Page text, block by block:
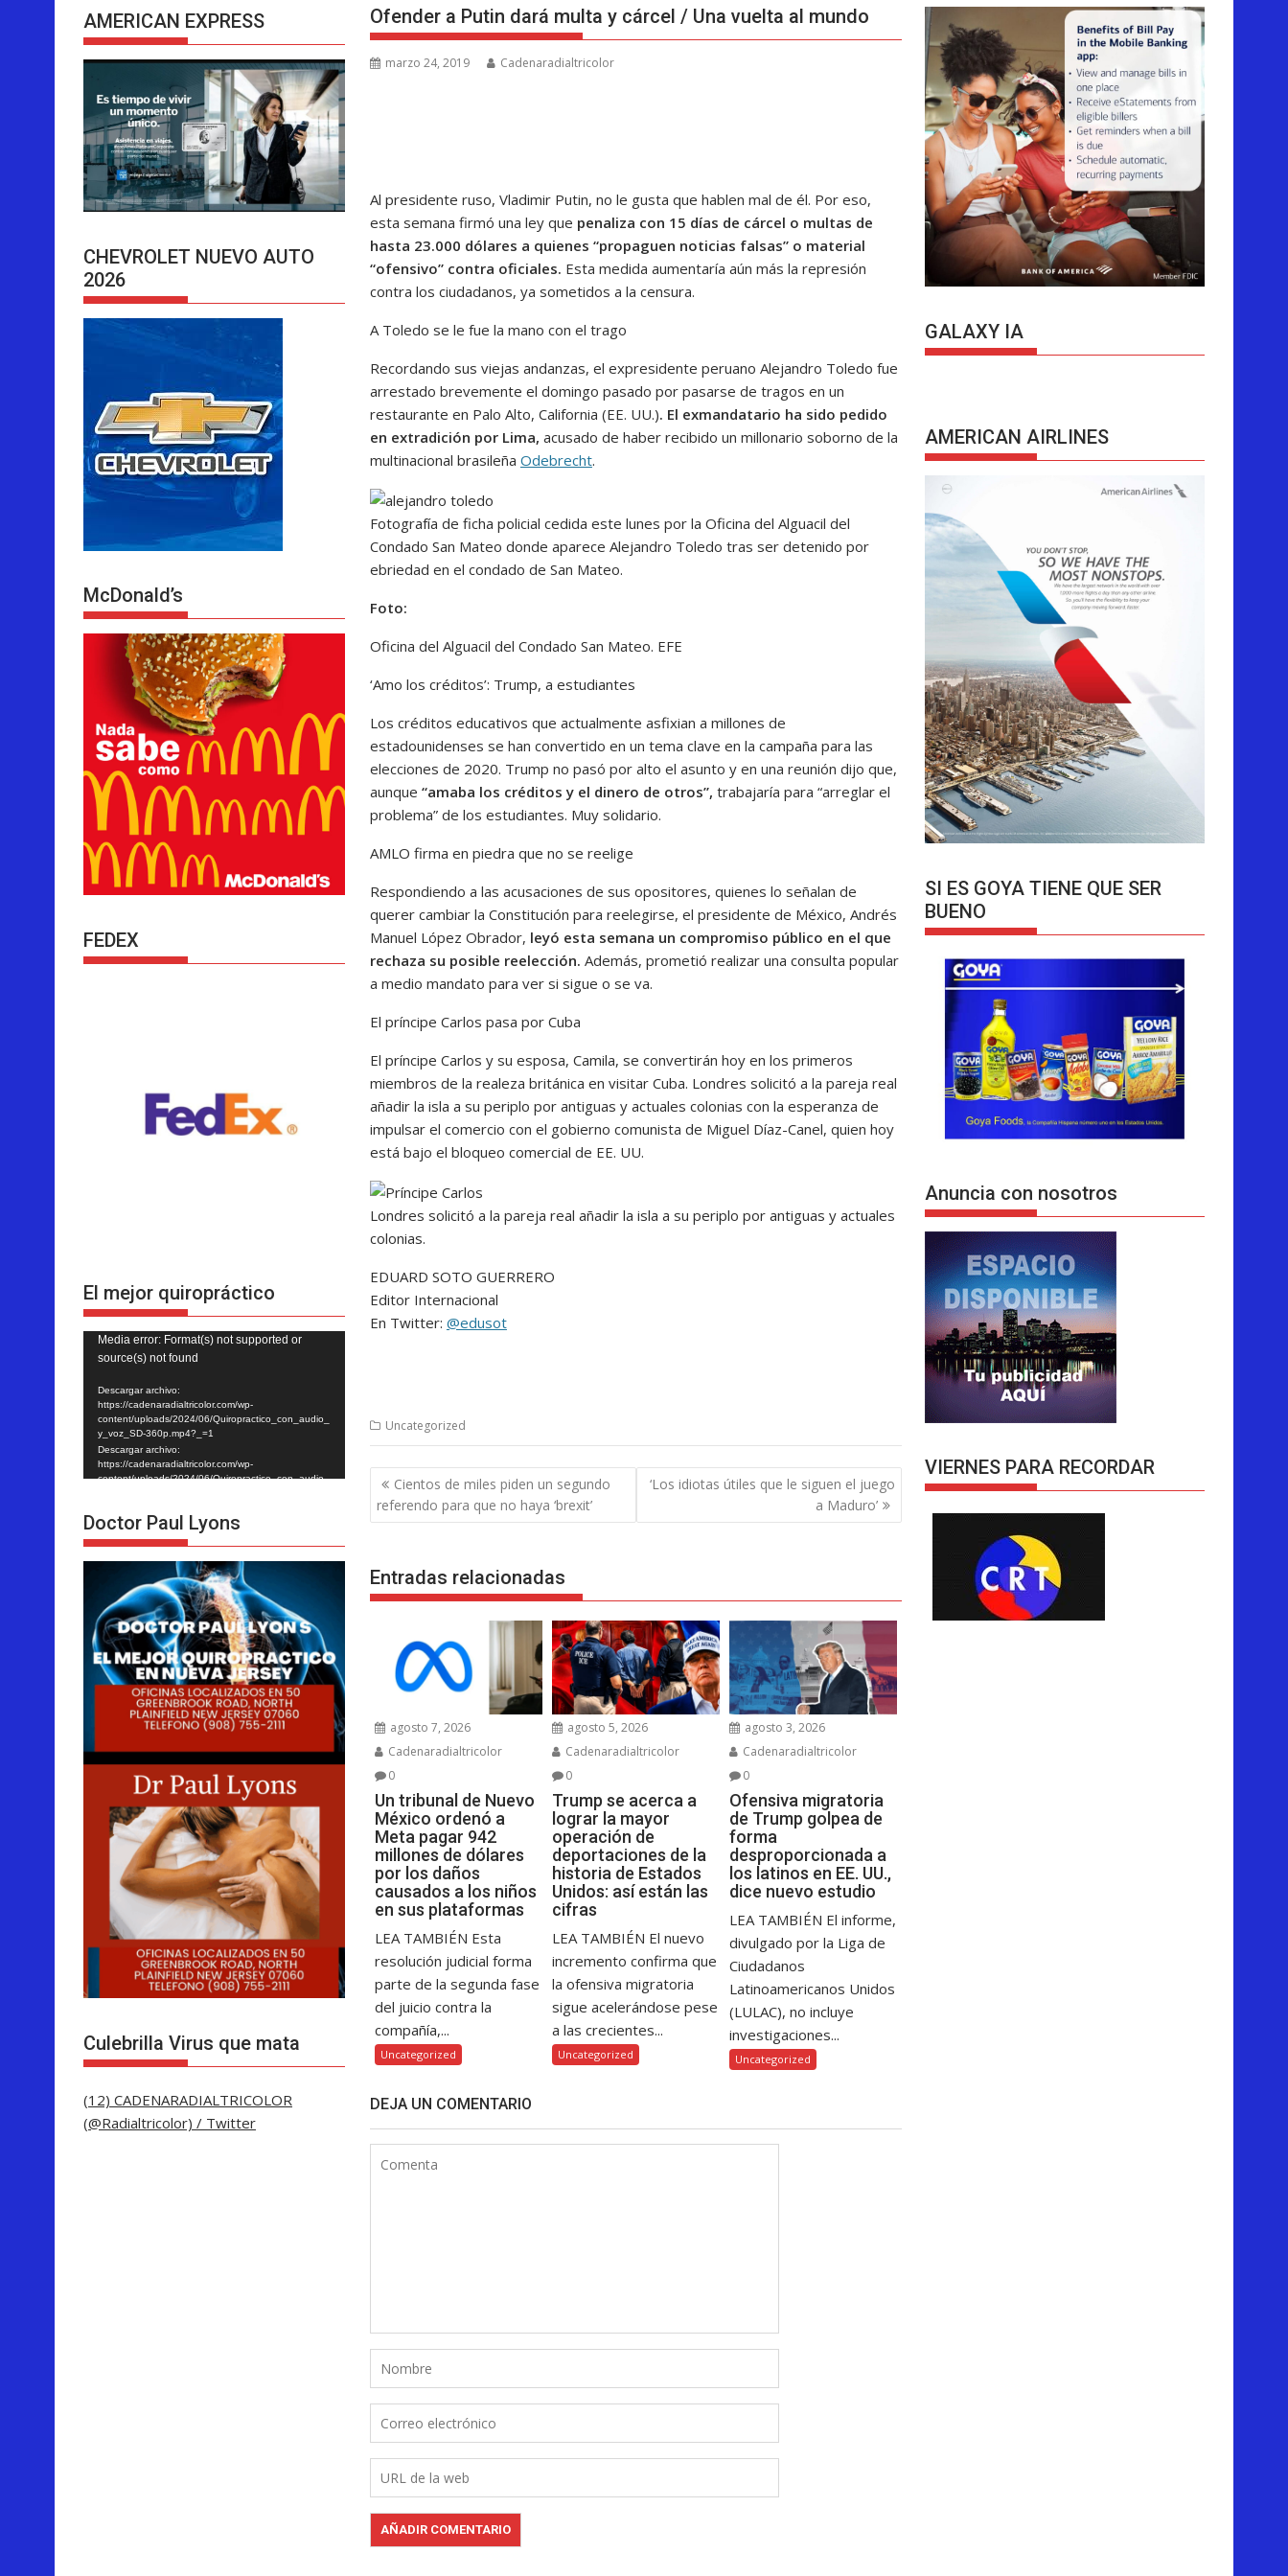
Ofender a Putin dará multa y cárcel / Una vuelta al mundo
marzo 24, 2019 Cadenaradialtricolor
Al presidente ruso, Vladimir Putin, no le gusta que hablen mal de él. Por eso,
esta semana firmó una ley que penaliza con 15 días de cárcel o multas de
hasta 23.000 dólares a quienes “propaguen noticias falsas” o material
“ofensivo” contra oficiales. Esta medida aumentaría aún más la represión
contra los ciudadanos, ya sometidos a la censura.
A Toledo se le fue la mano con el trago
Recordando sus viejas andanzas, el expresidente peruano Alejandro Toledo fue
arrestado brevemente el domingo pasado por pasarse de tragos en un
restaurante en Palo Alto, California (EE. UU.). El exmandatario ha sido pedido
en extradición por Lima, acusado de haber recibido un millonario soborno de la
multinacional brasileña Odebrecht.
Fotografía de ficha policial cedida este lunes por la Oficina del Alguacil del
Condado San Mateo donde aparece Alejandro Toledo tras ser detenido por
ebriedad en el condado de San Mateo.
Foto:
Oficina del Alguacil del Condado San Mateo. EFE
‘Amo los créditos’: Trump, a estudiantes
Los créditos educativos que actualmente asfixian a millones de
estadounidenses se han convertido en un tema clave en la campaña para las
elecciones de 2020. Trump no pasó por alto el asunto y en una reunión dijo que,
aunque “amaba los créditos y el dinero de otros”, trabajaría para “arreglar el
problema” de los estudiantes. Muy solidario.
AMLO firma en piedra que no se reelige
Respondiendo a las acusaciones de sus opositores, quienes lo señalan de
querer cambiar la Constitución para reelegirse, el presidente de México, Andrés
Manuel López Obrador, leyó esta semana un compromiso público en el que
rechaza su posible reelección. Además, prometió realizar una consulta popular
a medio mandato para ver si sigue o se va.
El príncipe Carlos pasa por Cuba
El príncipe Carlos y su esposa, Camila, se convertirán hoy en los primeros
miembros de la realeza británica en visitar Cuba. Londres solicitó a la pareja real
añadir la isla a su periplo por antiguas y actuales colonias con la esperanza de
impulsar el comercio con el gobierno comunista de Miguel Díaz-Canel, quien hoy
está bajo el bloqueo comercial de EE. UU.
Londres solicitó a la pareja real añadir la isla a su periplo por antiguas y actuales
colonias.
EDUARD SOTO GUERRERO
Editor Internacional
En Twitter: @edusot
Uncategorized
Navegación
de
entradas
Cientos de miles piden un segundo
referendo para que no haya ‘brexit’
‘Los idiotas útiles que le siguen el juego
a Maduro’
Entradas relacionadas
agosto 7, 2026
Cadenaradialtricolor
0
Un tribunal de Nuevo
México ordenó a
Meta pagar 942
millones de dólares
por los daños
causados a los niños
en sus plataformas
LEA TAMBIÉN Esta
resolución judicial forma
parte de la segunda fase
del juicio contra la
compañía,...
Uncategorized
agosto 5, 2026
Cadenaradialtricolor
0
Trump se acerca a
lograr la mayor
operación de
deportaciones de la
historia de Estados
Unidos: así están las
cifras
LEA TAMBIÉN El nuevo
incremento confirma que
la ofensiva migratoria
sigue acelerándose pese
a las crecientes...
Uncategorized
agosto 3, 2026
Cadenaradialtricolor
0
Ofensiva migratoria
de Trump golpea de
forma
desproporcionada a
los latinos en EE. UU.,
dice nuevo estudio
LEA TAMBIÉN El informe,
divulgado por la Liga de
Ciudadanos
Latinoamericanos Unidos
(LULAC), no incluye
investigaciones...
Uncategorized
DEJA UN COMENTARIO
AMERICAN EXPRESS
CHEVROLET NUEVO AUTO
2026
McDonald’s
FEDEX
El mejor quiropráctico
Reproductor
de
vídeo
Media error: Format(s) not supported or
source(s) not found
Descargar archivo:
https://cadenaradialtricolor.com/wp-
content/uploads/2024/06/Quiropractico_con_audio_
y_voz_SD-360p.mp4?_=1
Descargar archivo:
https://cadenaradialtricolor.com/wp-
content/uploads/2024/06/Quiropractico_con_audio_
Doctor Paul Lyons
Culebrilla Virus que mata
(12) CADENARADIALTRICOLOR
(@Radialtricolor) / Twitter
GALAXY IA
AMERICAN AIRLINES
SI ES GOYA TIENE QUE SER
BUENO
Anuncia con nosotros
VIERNES PARA RECORDAR